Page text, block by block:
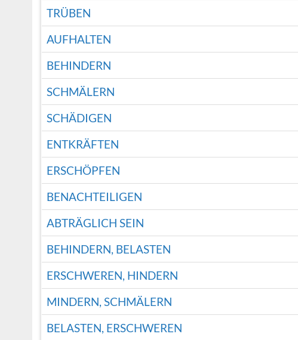
TRÜBEN
AUFHALTEN
BEHINDERN
SCHMÄLERN
SCHÄDIGEN
ENTKRÄFTEN
ERSCHÖPFEN
BENACHTEILIGEN
ABTRÄGLICH SEIN
BEHINDERN, BELASTEN
ERSCHWEREN, HINDERN
MINDERN, SCHMÄLERN
BELASTEN, ERSCHWEREN